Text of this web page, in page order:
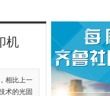
机
相比上一
术的光固